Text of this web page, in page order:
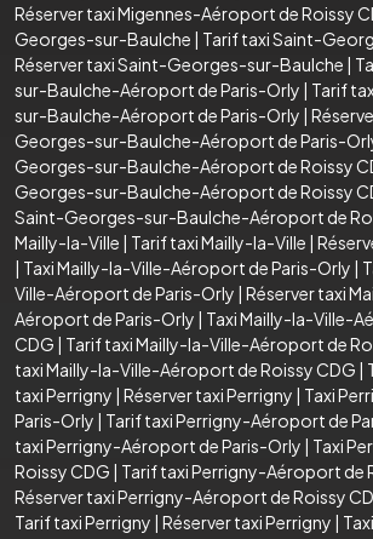
Réserver taxi Migennes-Aéroport de Roissy
Georges-sur-Baulche | Tarif taxi Saint-
Réserver taxi Saint-Georges-sur-Baulche |
sur-Baulche-Aéroport de Paris-Orly | Tarif
sur-Baulche-Aéroport de Paris-Orly |
Georges-sur-Baulche-Aéroport de Paris-
Georges-sur-Baulche-Aéroport de Roissy
Georges-sur-Baulche-Aéroport de Roissy
Saint-Georges-sur-Baulche-Aéroport de
Mailly-la-Ville | Tarif taxi Mailly-la-Ville |
| Taxi Mailly-la-Ville-Aéroport de Paris-Orly |
Ville-Aéroport de Paris-Orly | Réserver taxi
Aéroport de Paris-Orly | Taxi Mailly-la-Ville-
CDG | Tarif taxi Mailly-la-Ville-Aéroport de
taxi Mailly-la-Ville-Aéroport de Roissy CDG |
taxi Perrigny | Réserver taxi Perrigny | Taxi
Paris-Orly | Tarif taxi Perrigny-Aéroport de
taxi Perrigny-Aéroport de Paris-Orly | Taxi
Roissy CDG | Tarif taxi Perrigny-Aéroport de
Réserver taxi Perrigny-Aéroport de Roissy
Tarif taxi Perrigny | Réserver taxi Perrigny |